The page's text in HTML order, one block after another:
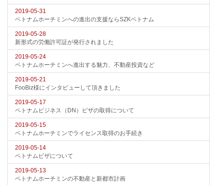
2019-05-31
ベトナムホーチミンへの進出の支援ならSZKベトナム
2019-05-28
新形式の労働許可証が発行されました
2019-05-24
ベトナムホーチミンへ進出する魅力、不動産投資など
2019-05-21
FooBiz様にインタビューして頂きました
2019-05-17
ベトナムビジネス（DN）ビザの取得について
2019-05-15
ベトナムホーチミンでライセンス取得のお手続き
2019-05-14
ベトナムビザについて
2019-05-13
ベトナムホーチミンの不動産と新都市計画